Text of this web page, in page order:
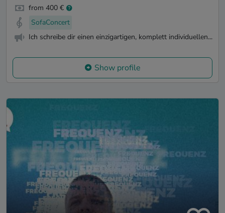
from 400 €
SofaConcert
Ich schreibe dir einen einzigartigen, komplett individuellen...
Show profile